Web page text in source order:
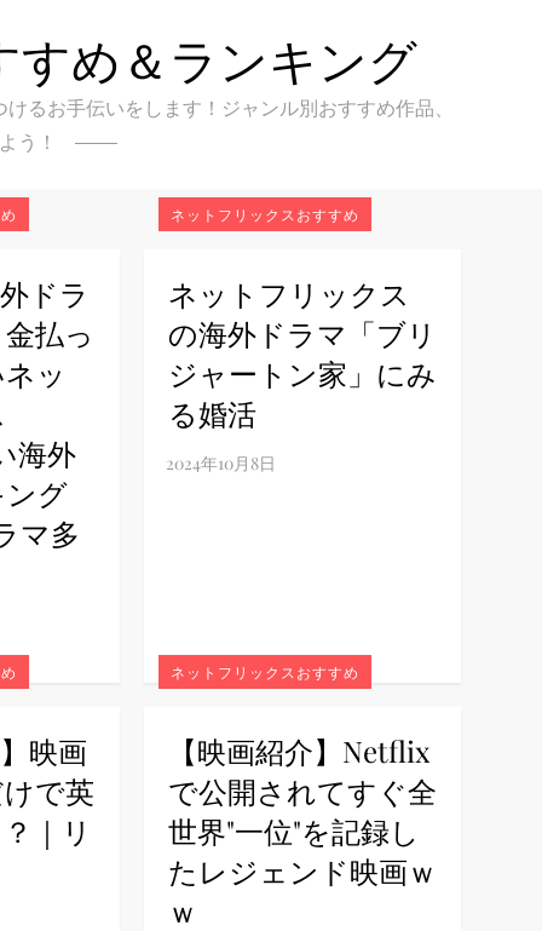
すめ＆ランキング
るお手伝いをします！ジャンル別おすすめ作品、
う！
ドラ
払っ
ッ
海外
ング
マ多
ネットフリックスおすすめ
ネットフリックス
の海外ドラマ「ブリ
ジャートン家」にみ
る婚活
映画
で英
｜リ
ネットフリックスおすすめ
【映画紹介】Netflix
で公開されてすぐ全
世界"一位"を記録し
たレジェンド映画ｗ
ｗ